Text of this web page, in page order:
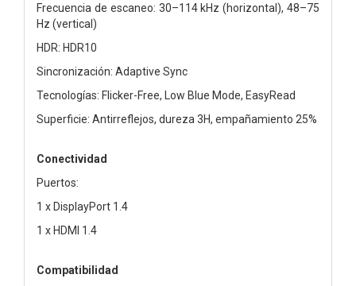
Frecuencia de escaneo: 30–114 kHz (horizontal), 48–75
Hz (vertical)
HDR: HDR10
Sincronización: Adaptive Sync
Tecnologías: Flicker-Free, Low Blue Mode, EasyRead
Superficie: Antirreflejos, dureza 3H, empañamiento 25%
Conectividad
Puertos:
1 x DisplayPort 1.4
1 x HDMI 1.4
Compatibilidad